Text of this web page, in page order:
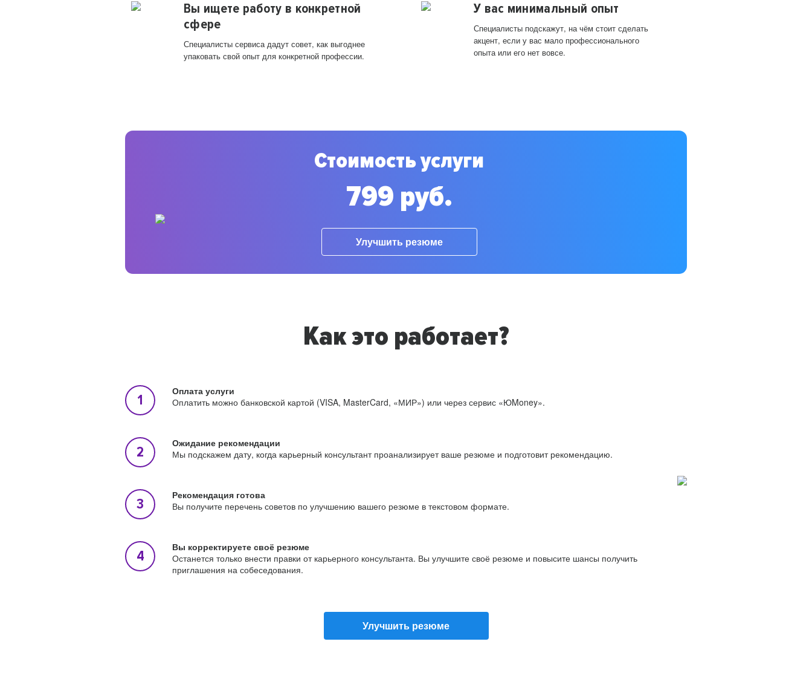
Вы ищете работу в конкретной
сфере
Специалисты сервиса дадут совет, как выгоднее
упаковать свой опыт для конкретной профессии.
У вас минимальный опыт
Специалисты подскажут, на чём стоит сделать
акцент, если у вас мало профессионального
опыта или его нет вовсе.
Стоимость услуги
799 руб.
Улучшить резюме
Как это работает?
Оплата услуги
Оплатить можно банковской картой (VISA, MasterCard, «МИР») или через сервис «ЮMoney».
Ожидание рекомендации
Мы подскажем дату, когда карьерный консультант проанализирует ваше резюме и подготовит рекомендацию.
Рекомендация готова
Вы получите перечень советов по улучшению вашего резюме в текстовом формате.
Вы корректируете своё резюме
Останется только внести правки от карьерного консультанта. Вы улучшите своё резюме и повысите шансы получить
приглашения на собеседования.
Улучшить резюме